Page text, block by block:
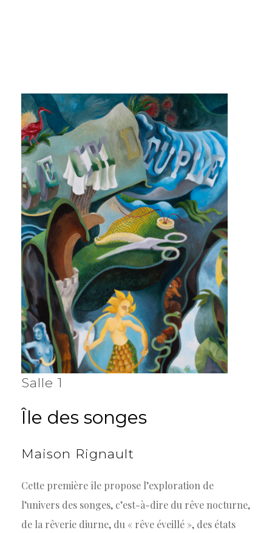
Salle 1
Île des songes
Maison Rignault
Cette première île propose l’exploration de
l’univers des songes, c’est-à-dire du rêve nocturne,
de la rêverie diurne, du « rêve éveillé », des états